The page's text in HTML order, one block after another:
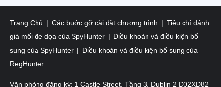
Trang Chủ Các bước gỡ cài đặt chương trình
Tiêu chí đánh
giá mối đe dọa của SpyHunter
Điều khoản và điều kiện bổ
sung của SpyHunter
Điều khoản và điều kiện bổ sung của
RegHunter
Văn phòng đăng ký: 1 Castle Street, Tầng 3, Dublin 2 D02XD82